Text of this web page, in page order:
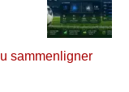
sammenligner